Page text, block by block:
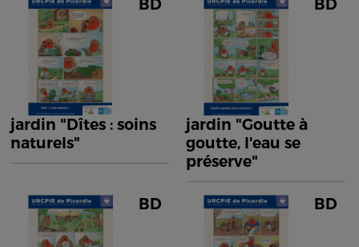
BD
jardin "Dîtes : soins
naturels"
BD
jardin "Goutte à
goutte, l'eau se
préserve"
BD BD